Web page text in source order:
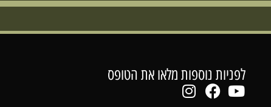
לפניות נוספות מלאו את הטופס